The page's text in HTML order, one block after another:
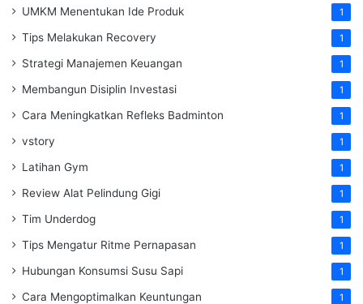
UMKM Menentukan Ide Produk 1
Tips Melakukan Recovery 1
Strategi Manajemen Keuangan 1
Membangun Disiplin Investasi 1
Cara Meningkatkan Refleks Badminton 1
vstory 1
Latihan Gym 1
Review Alat Pelindung Gigi 1
Tim Underdog 1
Tips Mengatur Ritme Pernapasan 1
Hubungan Konsumsi Susu Sapi 1
Cara Mengoptimalkan Keuntungan 1